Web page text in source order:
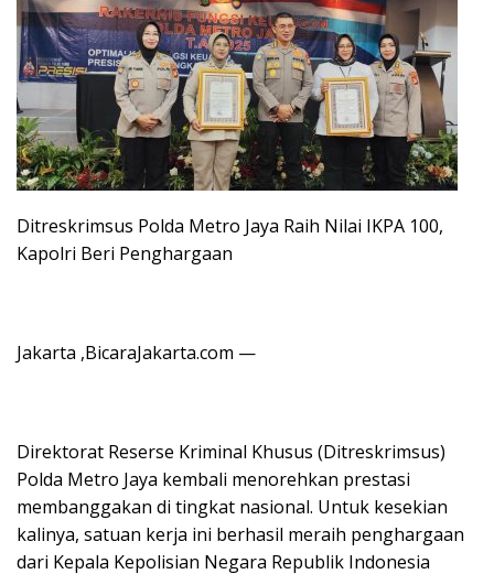
Ditreskrimsus Polda Metro Jaya Raih Nilai IKPA 100,
Kapolri Beri Penghargaan
Jakarta ,BicaraJakarta.com —
Direktorat Reserse Kriminal Khusus (Ditreskrimsus)
Polda Metro Jaya kembali menorehkan prestasi
membanggakan di tingkat nasional. Untuk kesekian
kalinya, satuan kerja ini berhasil meraih penghargaan
dari Kepala Kepolisian Negara Republik Indonesia